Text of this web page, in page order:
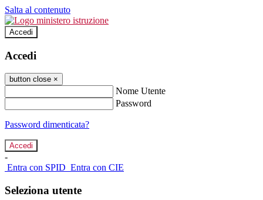
Salta al contenuto
Accedi
Accedi
button close ×
Nome Utente
Password
Password dimenticata?
-
Entra con SPID Entra con CIE
Seleziona utente